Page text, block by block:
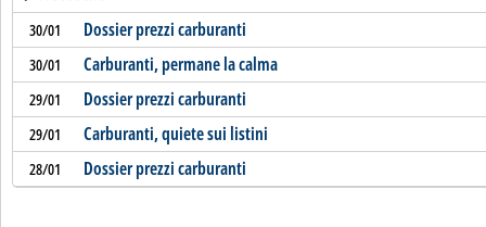
30/01 Dossier prezzi carburanti
30/01 Carburanti, permane la calma
29/01 Dossier prezzi carburanti
29/01 Carburanti, quiete sui listini
28/01 Dossier prezzi carburanti